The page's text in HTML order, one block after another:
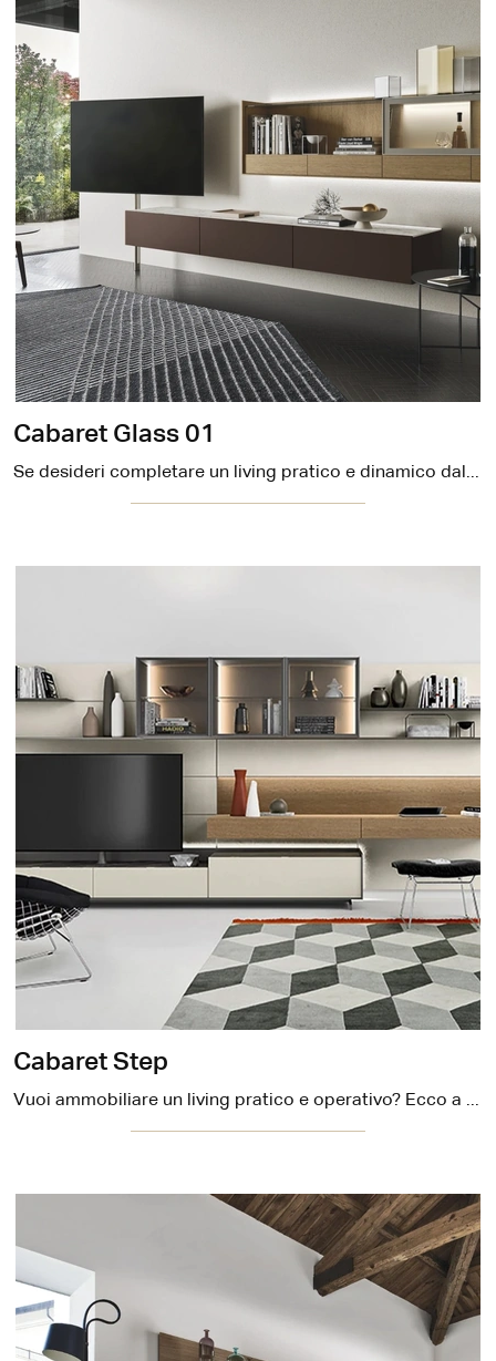
Cabaret Glass 01
Se desideri completare un living pratico e dinamico dalle linee moderne, ti offriamo la parete attrezzata Cabaret Glass 01 Sangiacomo.
Cabaret Step
Vuoi ammobiliare un living pratico e operativo? Ecco a te la parete attrezzata Cabaret Step Sangiacomo dalle linee decise moderne.